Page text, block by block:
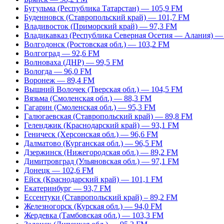
Бугульма (Республика Татарстан) — 105,9 FM
Буденновск (Ставропольский край) — 101,7 FM
Владивосток (Приморский край) — 97,3 FM
Владикавказ (Республика Северная Осетия — Алания)
Волгодонск (Ростовская обл.) — 103,2 FM
Волгоград — 92,6 FM
Волноваха (ДНР) — 99,5 FM
Вологда — 96,0 FM
Воронеж — 89,4 FM
Вышний Волочек (Тверская обл.) — 104,5 FM
Вязьма (Смоленская обл.) — 88,3 FM
Гагарин (Смоленская обл.) — 95,3 FM
Галюгаевская (Ставропольский край) — 89,8 FM
Геленджик (Краснодарский край) — 93,1 FM
Геническ (Херсонская обл.) — 96,6 FM
Далматово (Курганская обл.) — 96,5 FM
Дзержинск (Нижегородская обл.) — 89,2 FM
Димитровград (Ульяновская обл.) — 97,1 FM
Донецк — 102,6 FM
Ейск (Краснодарский край) — 101,1 FM
Екатеринбург — 93,7 FM
Ессентуки (Ставропольский край) – 89,2 FM
Железногорск (Курская обл.) — 94,0 FM
Жердевка (Тамбовская обл.) — 103,3 FM